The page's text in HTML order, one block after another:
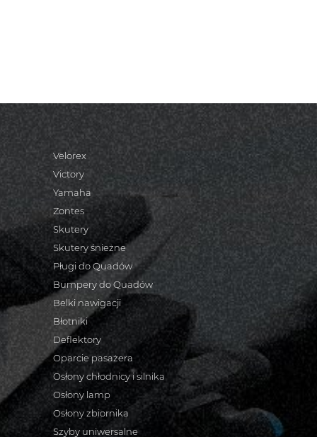
Velorex
Victory
Yamaha
Zontes
Skutery
Skutery śnieżne
Pługi do Quadów
Bumpery do Quadów
Belki nawigacji
Błotniki
Deflektory
Oparcie pasażera
Osłony chłodnicy i silnika
Osłony lamp
Osłony zbiornika
Szyby uniwersalne